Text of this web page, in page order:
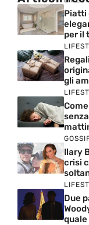
Piatti
per il
gli
Ilary
crisi
Due